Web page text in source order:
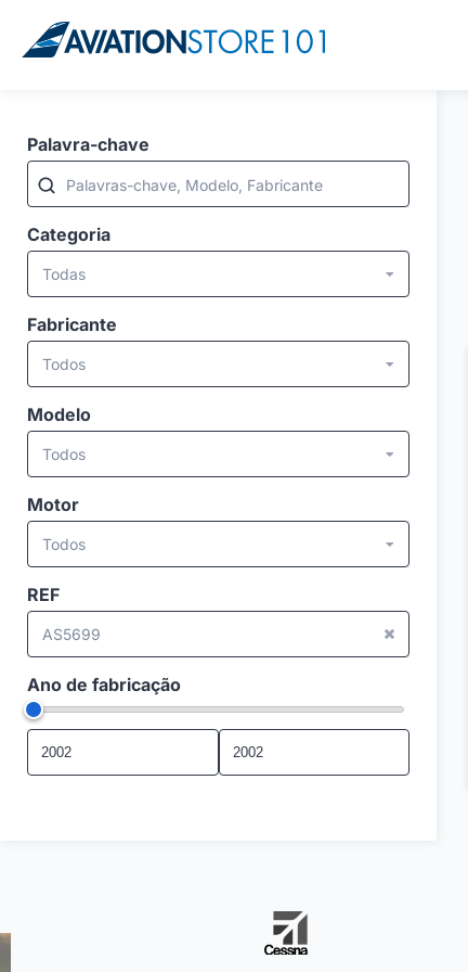
Palavra-chave
Palavras-chave, Modelo, Fabricante
Categoria
Todas
Fabricante
Todos
Modelo
Todos
Motor
Todos
REF
AS5699
Ano de fabricação